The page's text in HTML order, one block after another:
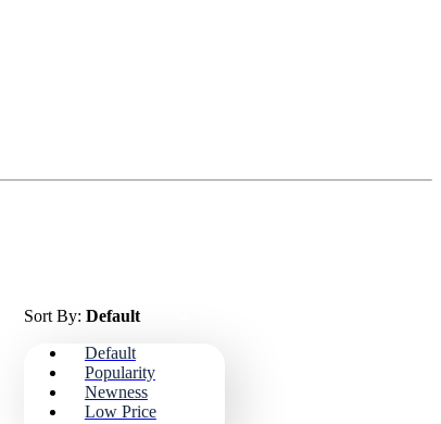
Sort By: Default
Default
Popularity
Newness
Low Price